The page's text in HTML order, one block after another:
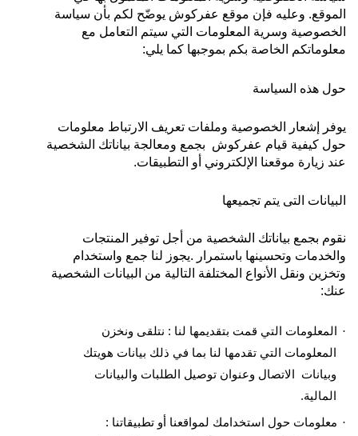
الموقع. وعليه فإن موقع عفركوش يوضّح لكم بأن سياسة
الخصوصية وسرية المعلومات التي سيتم التعامل مع
معلوماتكم الخاصة بكم بموجبها كما يلي:
حول هذه السياسة
يوفر إشعار الخصوصية وملفات تعريف الارتباط معلومات
حول كيفية قيام عفركوش بجمع ومعالجة بياناتك الشخصية
عند زيارة موقعنا الإلكتروني أو التطبيقات.
البيانات التى يتم تجميعها
نقوم بجمع بياناتك الشخصية من أجل توفير المنتجات
والخدمات وتحسينها باستمرار .يجوز لنا جمع واستخدام
وتخزين ونقل الأنواع المختلفة التالية من البيانات الشخصية
عنك:
· المعلومات التي قمت بتقديمها لنا : نتلقى ونخزن
المعلومات التي تقدمها لنا بما في ذلك بيانات هويتك
وبيانات الاتصال وعنوان توصيل الطلبات والبيانات
المالية.
· معلومات حول استخدامك لمواقعنا أو تطبيقاتنا :